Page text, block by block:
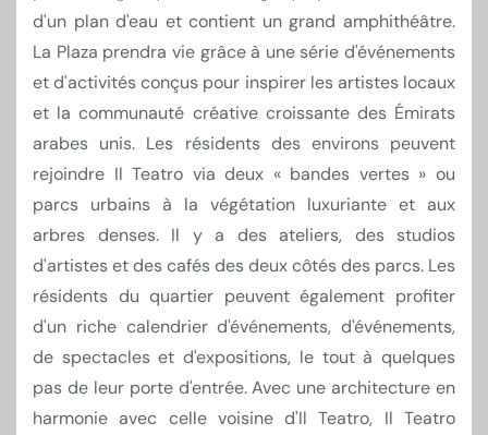
d'un plan d'eau et contient un grand amphithéâtre.
La Plaza prendra vie grâce à une série d'événements
et d'activités conçus pour inspirer les artistes locaux
et la communauté créative croissante des Émirats
arabes unis. Les résidents des environs peuvent
rejoindre Il Teatro via deux « bandes vertes » ou
parcs urbains à la végétation luxuriante et aux
arbres denses. Il y a des ateliers, des studios
d'artistes et des cafés des deux côtés des parcs. Les
résidents du quartier peuvent également profiter
d'un riche calendrier d'événements, d'événements,
de spectacles et d'expositions, le tout à quelques
pas de leur porte d'entrée. Avec une architecture en
harmonie avec celle voisine d'Il Teatro, Il Teatro